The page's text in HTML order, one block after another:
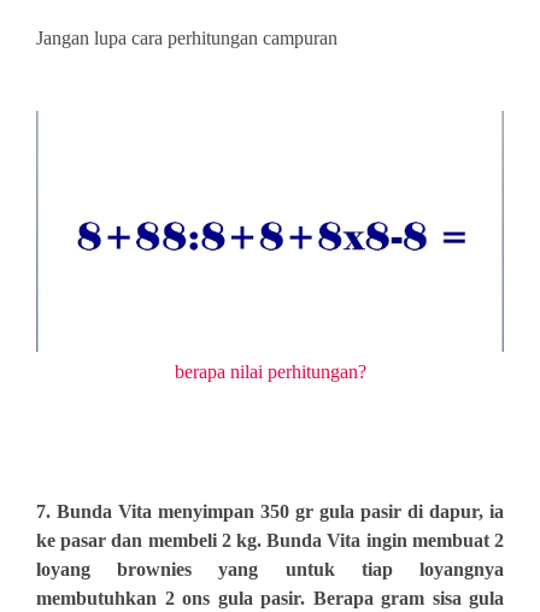
Jangan lupa cara perhitungan campuran
berapa nilai perhitungan?
7. Bunda Vita menyimpan 350 gr gula pasir di dapur, ia
ke pasar dan membeli 2 kg. Bunda Vita ingin membuat 2
loyang brownies yang untuk tiap loyangnya
membutuhkan 2 ons gula pasir. Berapa gram sisa gula